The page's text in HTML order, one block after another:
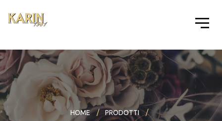
HOME
PRODOTTI